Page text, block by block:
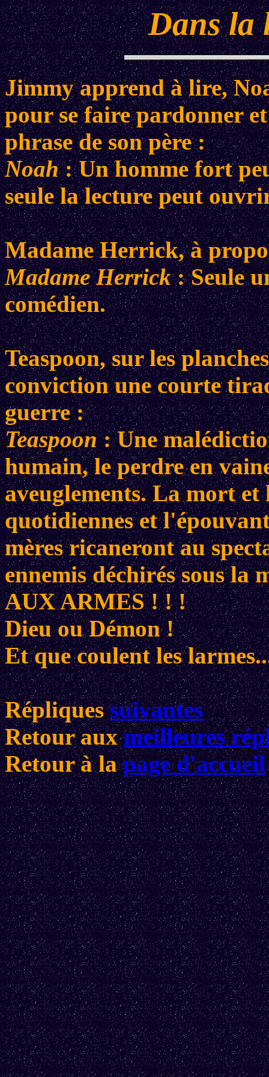
Dans la
Jimmy apprend à lire,
pour se faire pardonner
phrase de son père :
Noah: Un homme fort
seule la lecture peut
Madame Herrick, à
Madame Herrick: Seule
comédien.
Teaspoon, sur les
conviction une courte
guerre :
Teaspoon: Une
humain, le perdre en
aveuglements. La mort
quotidiennes et
mères ricaneront au
ennemis déchirés sous la
AUX ARMES ! ! !
Dieu ou Démon !
Et que coulent les
Répliquessuivantes
Retour auxmeilleures
Retour à lapage d'accueil